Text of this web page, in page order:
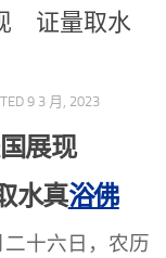
证量取水
9 3 月, 2023
展现
水真浴佛
二十六日，农历